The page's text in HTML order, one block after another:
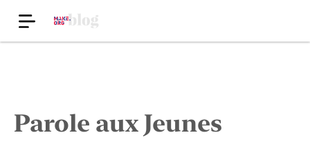
Parole aux Jeunes